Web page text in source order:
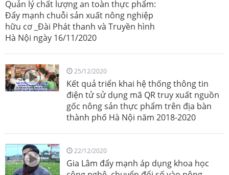
Quản lý chất lượng an toàn thực phẩm:
Đẩy mạnh chuỗi sản xuất nông nghiệp
hữu cơ _Đài Phát thanh và Truyền hình
Hà Nội ngày 16/11/2020
25/12/2020
Kết quả triển khai hệ thống thông tin
điện tử sử dụng mã QR truy xuất nguồn
gốc nông sản thực phẩm trên địa bàn
thành phố Hà Nội năm 2018-2020
22/12/2020
Gia Lâm đẩy mạnh áp dụng khoa học